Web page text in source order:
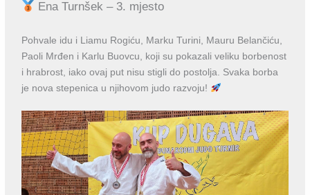
Ena Turnšek – 3. mjesto
Pohvale idu i Liamu Rogiću, Marku Turini, Mauru Belančiću,
Paoli Mrđen i Karlu Buovcu, koji su pokazali veliku borbenost
i hrabrost, iako ovaj put nisu stigli do postolja. Svaka borba
je nova stepenica u njihovom judo razvoju!